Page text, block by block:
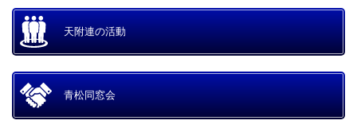
天附連の活動
青松同窓会